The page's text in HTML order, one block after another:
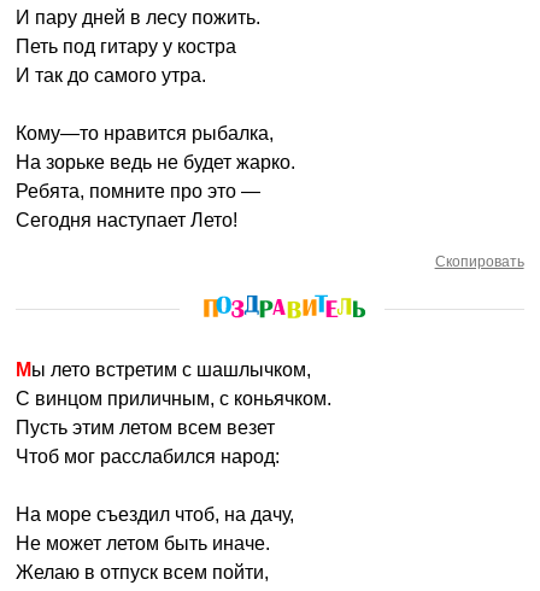
И пару дней в лесу пожить.
Петь под гитару у костра
И так до самого утра.
Кому—то нравится рыбалка,
На зорьке ведь не будет жарко.
Ребята, помните про это —
Сегодня наступает Лето!
Скопировать
Мы лето встретим с шашлычком,
С винцом приличным, с коньячком.
Пусть этим летом всем везет
Чтоб мог расслабился народ:
На море съездил чтоб, на дачу,
Не может летом быть иначе.
Желаю в отпуск всем пойти,